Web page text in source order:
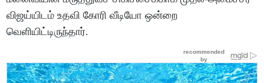
விஜய்யிடம் உதவி கோரி வீடியோ ஒன்றை
வெளியிட்டிருந்தார்.